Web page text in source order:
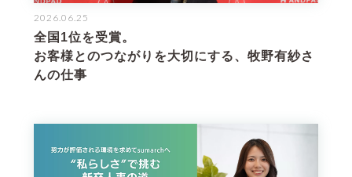
2026.06.25
全国1位を受賞。
お客様とのつながりを大切にする、牧野有紗さ
んの仕事